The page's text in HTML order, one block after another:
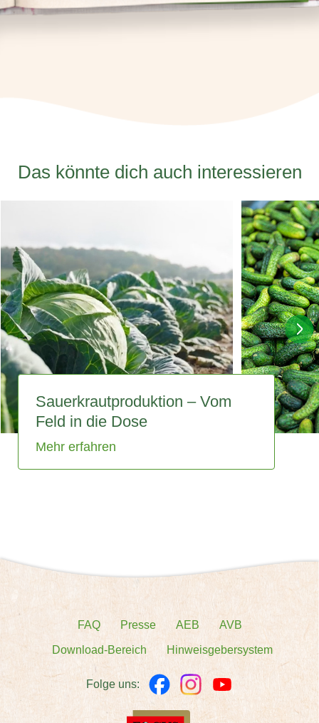
Das könnte dich auch interessieren
Sauerkrautproduktion ‒ Vom
Feld in die Dose
Mehr erfahren
FAQ Presse AEB AVB
Download-Bereich Hinweisgebersystem
Folge uns: